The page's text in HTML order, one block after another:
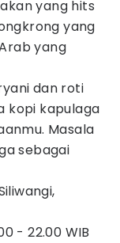
yang hits
yang
yang
dan roti
kopi kapulaga
Masala
sebagai
- 22.00 WIB